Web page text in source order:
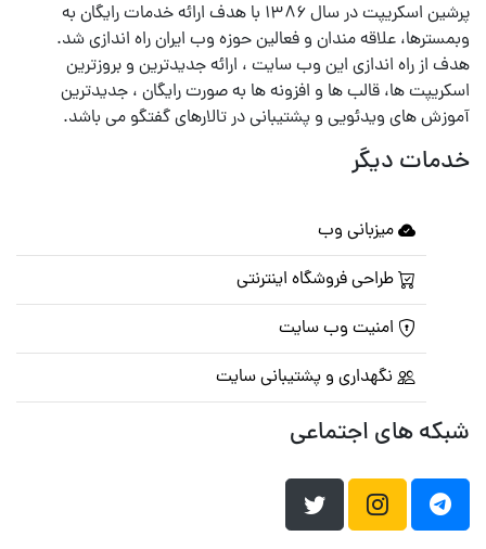
پرشین اسکریپت در سال ۱۳۸۶ با هدف ارائه خدمات رایگان به
وبمسترها، علاقه مندان و فعالین حوزه وب ایران راه اندازی شد.
هدف از راه اندازی این وب سایت ، ارائه جدیدترین و بروزترین
اسکریپت ها، قالب ها و افزونه ها به صورت رایگان ، جدیدترین
آموزش های ویدئویی و پشتیبانی در تالارهای گفتگو می باشد.
خدمات دیگر
میزبانی وب
طراحی فروشگاه اینترنتی
امنیت وب سایت
نگهداری و پشتیبانی سایت
شبکه های اجتماعی